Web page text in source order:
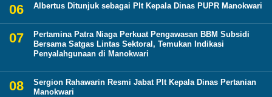
Albertus Ditunjuk sebagai Plt Kepala Dinas PUPR Manokwari
Pertamina Patra Niaga Perkuat Pengawasan BBM Subsidi
Bersama Satgas Lintas Sektoral, Temukan Indikasi
Penyalahgunaan di Manokwari
Sergion Rahawarin Resmi Jabat Plt Kepala Dinas Pertanian
Manokwari